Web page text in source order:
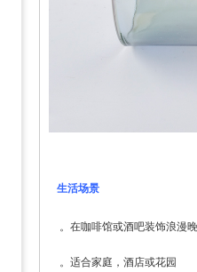
生活场景
。在咖啡馆或酒吧装饰浪漫
。适合家庭，酒店或花园